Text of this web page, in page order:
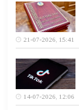
21-07-2026, 15:41
14-07-2026, 12:06